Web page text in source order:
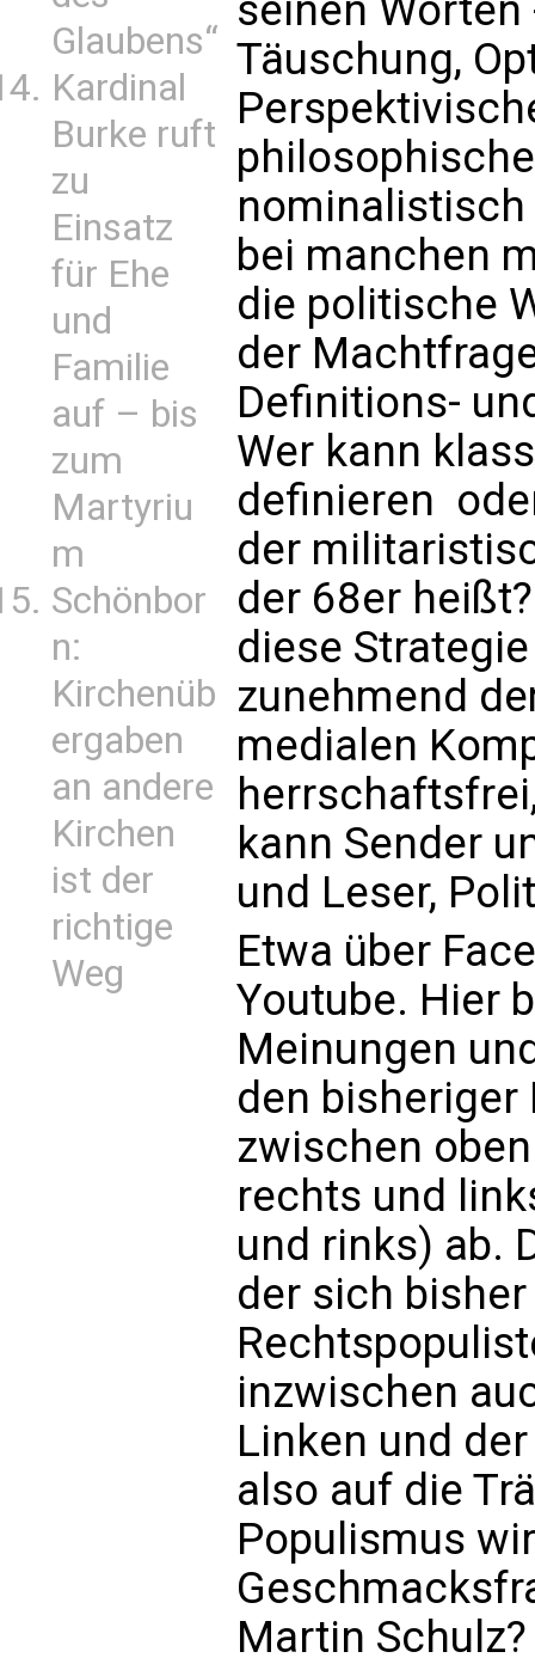
Glaubens“
Kardinal
Burke ruft
zu
Einsatz
für Ehe
und
Familie
auf – bis
zum
Martyriu
m
Schönbor
n:
Kirchenüb
ergaben
an andere
Kirchen
ist der
richtige
Weg
Täuschung,
bei manchen
die politische
der
Definitions-
Wer kann
definieren 
der
der 68er
diese
zunehmend
medialen
kann Sender
und Leser,
Etwa über
Youtube. Hier
Meinungen
den bisheriger
zwischen
rechts und
und rinks)
der sich
inzwischen
Linken und
also auf die
Populismus
Martin Schulz?